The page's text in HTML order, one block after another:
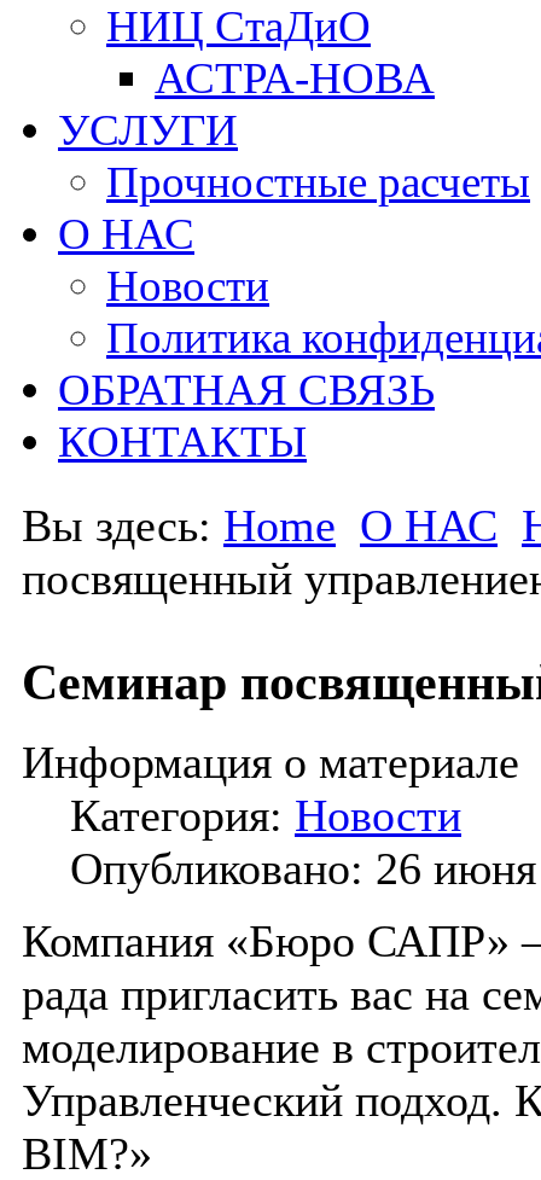
НИЦ СтаДиО
АСТРА-НОВА
УСЛУГИ
Прочностные расчеты
О НАС
Новости
Политика
ОБРАТНАЯ СВЯЗЬ
КОНТАКТЫ
Вы здесь: Home О НАС
посвященный
Cеминар
Информация о материале
Категория: Новости
Опубликовано: 26
Компания «Бюро САПР»
рада пригласить вас на
моделирование в
Управленческий подход.
BIM?»